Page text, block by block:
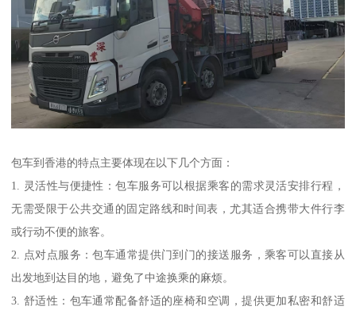
包车到香港的特点主要体现在以下几个方面：
1. 灵活性与便捷性：包车服务可以根据乘客的需求灵活安排行程，
无需受限于公共交通的固定路线和时间表，尤其适合携带大件行李
或行动不便的旅客。
2. 点对点服务：包车通常提供门到门的接送服务，乘客可以直接从
出发地到达目的地，避免了中途换乘的麻烦。
3. 舒适性：包车通常配备舒适的座椅和空调，提供更加私密和舒适